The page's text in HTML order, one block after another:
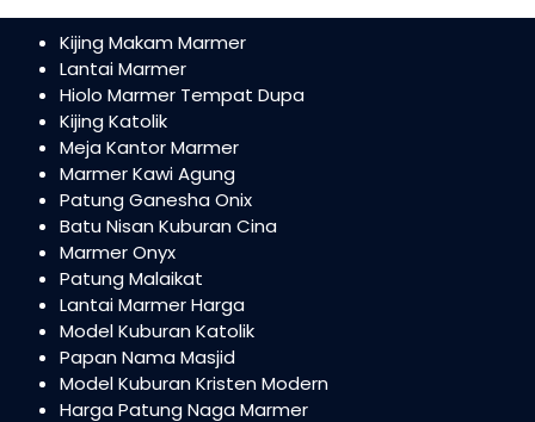
Kijing Makam Marmer
Lantai Marmer
Hiolo Marmer Tempat Dupa
Kijing Katolik
Meja Kantor Marmer
Marmer Kawi Agung
Patung Ganesha Onix
Batu Nisan Kuburan Cina
Marmer Onyx
Patung Malaikat
Lantai Marmer Harga
Model Kuburan Katolik
Papan Nama Masjid
Model Kuburan Kristen Modern
Harga Patung Naga Marmer